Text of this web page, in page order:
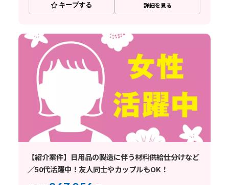
キープする 詳細を見る
【紹介案件】日用品の製造に伴う材料供給仕分けなど
／50代活躍中！友人同士やカップルもOK！